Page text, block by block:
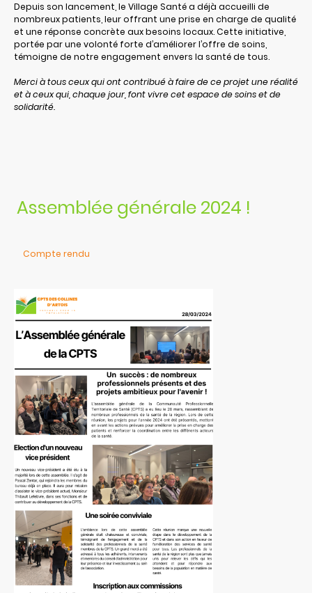
Depuis son lancement, le Village Santé a déjà accueilli de
nombreux patients, leur offrant une prise en charge de qualité
et une réponse concrète aux besoins locaux. Cette initiative,
portée par une volonté forte d’améliorer l’offre de soins,
témoigne de notre engagement envers la santé de tous.
Merci à tous ceux qui ont contribué à faire de ce projet une réalité
et à ceux qui, chaque jour, font vivre cet espace de soins et de
solidarité.
Assemblée générale 2024 !
Compte rendu